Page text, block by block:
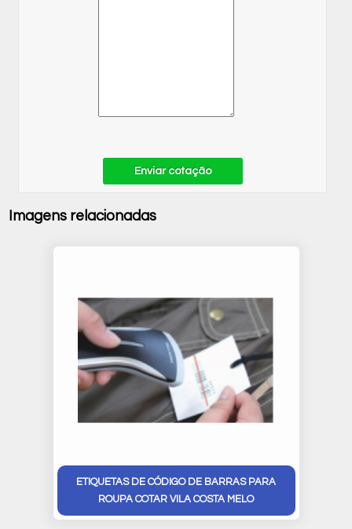
Enviar cotação
Imagens relacionadas
ETIQUETAS DE CÓDIGO DE BARRAS PARA
ROUPA COTAR VILA COSTA MELO